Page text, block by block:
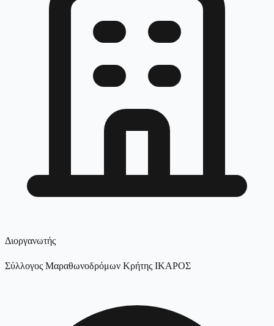
Διοργανωτής
Σύλλογος Μαραθωνοδρόμων Κρήτης ΙΚΑΡΟΣ